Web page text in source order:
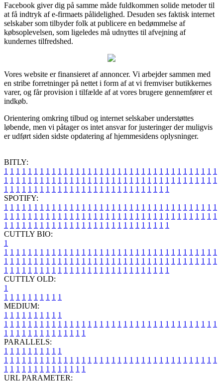
Facebook giver dig på samme måde fuldkommen solide metoder til
at få indtryk af e-firmaets pålidelighed. Desuden ses faktisk internet
selskaber som tilbyder folk at publicere en bedømmelse af
købsoplevelsen, som ligeledes må udnyttes til afvejning af
kundernes tilfredshed.
Vores website er finansieret af annoncer. Vi arbejder sammen med
en stribe forretninger på nettet i form af at vi fremviser butikkernes
varer, og får provision i tilfælde af at vores brugere gennemfører et
indkøb.
Orientering omkring tilbud og internet selskaber understøttes
løbende, men vi påtager os intet ansvar for justeringer der muligvis
er udført siden sidste opdatering af hjemmesidens oplysninger.
BITLY:
1 1 1 1 1 1 1 1 1 1 1 1 1 1 1 1 1 1 1 1 1 1 1 1 1 1 1 1 1 1 1 1 1 1 1 1
1 1 1 1 1 1 1 1 1 1 1 1 1 1 1 1 1 1 1 1 1 1 1 1 1 1 1 1 1 1 1 1 1 1 1 1
1 1 1 1 1 1 1 1 1 1 1 1 1 1 1 1 1 1 1 1 1 1 1 1 1 1 1 1
SPOTIFY:
1 1 1 1 1 1 1 1 1 1 1 1 1 1 1 1 1 1 1 1 1 1 1 1 1 1 1 1 1 1 1 1 1 1 1 1
1 1 1 1 1 1 1 1 1 1 1 1 1 1 1 1 1 1 1 1 1 1 1 1 1 1 1 1 1 1 1 1 1 1 1 1
1 1 1 1 1 1 1 1 1 1 1 1 1 1 1 1 1 1 1 1 1 1 1 1 1 1 1 1
CUTTLY BIO:
1
1 1 1 1 1 1 1 1 1 1 1 1 1 1 1 1 1 1 1 1 1 1 1 1 1 1 1 1 1 1 1 1 1 1 1 1
1 1 1 1 1 1 1 1 1 1 1 1 1 1 1 1 1 1 1 1 1 1 1 1 1 1 1 1 1 1 1 1 1 1 1 1
1 1 1 1 1 1 1 1 1 1 1 1 1 1 1 1 1 1 1 1 1 1 1 1 1 1 1 1
CUTTLY OLD:
1
1 1 1 1 1 1 1 1 1 1
MEDIUM:
1 1 1 1 1 1 1 1 1 1
1 1 1 1 1 1 1 1 1 1 1 1 1 1 1 1 1 1 1 1 1 1 1 1 1 1 1 1 1 1 1 1 1 1 1 1
1 1 1 1 1 1 1 1 1 1 1 1 1 1
PARALLELS:
1 1 1 1 1 1 1 1 1 1
1 1 1 1 1 1 1 1 1 1 1 1 1 1 1 1 1 1 1 1 1 1 1 1 1 1 1 1 1 1 1 1 1 1 1 1
1 1 1 1 1 1 1 1 1 1 1 1 1 1
URL PARAMETER: